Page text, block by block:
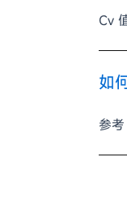
Cv
如
参考